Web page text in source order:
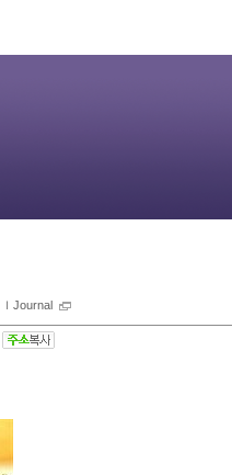
ｌ Journal